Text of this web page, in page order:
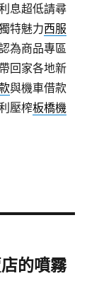
息超低請尋
特魅力西服
為商品專區
回家各地新
與機車借款
壓榨板橋機
的噴霧